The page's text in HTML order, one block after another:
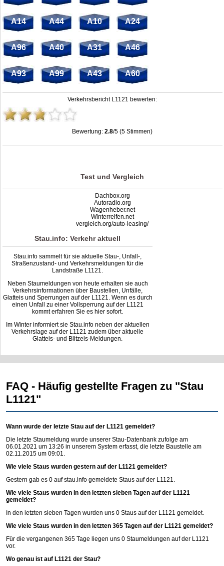
A14 A44 A10 A24
A96 A40 A31 A46
A93 A99 A43 A60
Verkehrsbericht L1121 bewerten:
Bewertung:2.8/5 (5 Stimmen)
Stau L1121: Unfälle, Sperrung & Baustellen | Staumelder L1121 ,2.8out of5
Test und Vergleich
Dachbox.org
Autoradio.org
Wagenheber.net
Winterreifen.net
vergleich.org/auto-leasing/
Stau.info: Verkehr aktuell
Stau.info sammelt für sie aktuelle Stau-, Unfall-,
Straßenzustand- und Verkehrsmeldungen für die
Landstraße L1121.
Neben Staumeldungen von heute erhalten sie auch
Verkehrsinformationen über Baustellen, Unfälle,
Glatteis und Sperrungen auf der L1121. Wenn es durch
einen Unfall zu einer Vollsperrung auf der L1121
kommt erfahren Sie es hier sofort.
Im Winter informiert sie Stau.info neben der aktuellen
Verkehrslage auf der L1121 zudem über aktuelle
Glatteis- und Blitzeis-Meldungen.
FAQ - Häufig gestellte Fragen zu "Stau
L1121"
Wann wurde der letzte Stau auf der L1121 gemeldet?
Die letzte Staumeldung wurde unserer Stau-Datenbank zufolge am
06.01.2021 um 13:26 in unserem System erfasst, die letzte Baustelle am
02.11.2015 um 09:01.
Wie viele Staus wurden gestern auf der L1121 gemeldet?
Gestern gab es 0 aufstau.info gemeldete Staus auf der L1121.
Wie viele Staus wurden in den letzten sieben Tagen auf der L1121
gemeldet?
In den letzten sieben Tagen wurden uns 0 Staus auf der L1121 gemeldet.
Wie viele Staus wurden in den letzten 365 Tagen auf der L1121 gemeldet?
Für die vergangenen 365 Tage liegen uns 0 Staumeldungen auf der L1121
vor.
Wo genau ist auf L1121 der Stau?